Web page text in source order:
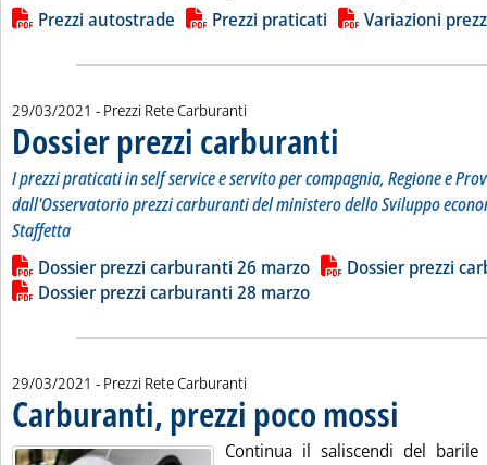
Lista allegati PDF alla notizia
Prezzi autostrade Prezzi praticati Variazioni
29/03/2021 - Prezzi Rete Carburanti
Dossier prezzi carburanti
I prezzi praticati in self service e servito per compagnia, Regione e
dall'Osservatorio prezzi carburanti del ministero dello Sviluppo
Staffetta
Leggi tutta la notizia: 'Dossier prezzi carburanti'
Lista allegati PDF alla notizia
Dossier prezzi carburanti 26 marzo
Dossier prezzi
Dossier prezzi carburanti 28 marzo
29/03/2021 - Prezzi Rete Carburanti
Carburanti, prezzi poco mossi
Continua il saliscendi del barile